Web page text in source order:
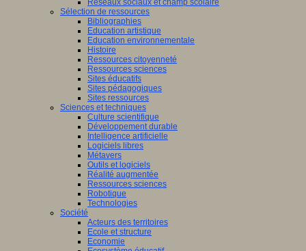
Réseaux sociaux et champ scolaire
Sélection de ressources
Bibliographies
Education artistique
Education environnementale
Histoire
Ressources citoyenneté
Ressources sciences
Sites éducatifs
Sites pédagogiques
Sites ressources
Sciences et techniques
Culture scientifique
Développement durable
Intelligence artificielle
Logiciels libres
Métavers
Outils et logiciels
Réalité augmentée
Ressources sciences
Robotique
Technologies
Société
Acteurs des territoires
Ecole et structure
Economie